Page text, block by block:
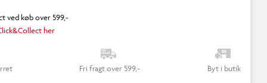
ved køb over 599,-
her
Fri fragt over 599,- Byt i butik